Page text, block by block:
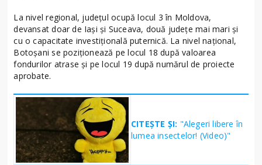
La nivel regional, județul ocupă locul 3 în Moldova,
devansat doar de Iași și Suceava, două județe mai mari și
cu o capacitate investițională puternică. La nivel național,
Botoșani se poziționează pe locul 18 după valoarea
fondurilor atrase și pe locul 19 după numărul de proiecte
aprobate.
CITEȘTE ȘI: "Alegeri libere în
lumea insectelor! (Video)"